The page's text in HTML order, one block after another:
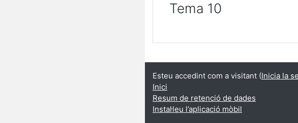
Tema 10
Esteu accedint com a visitant (Inicia la
Inici
Resum de retenció de dades
Instal·leu l’aplicació mòbil